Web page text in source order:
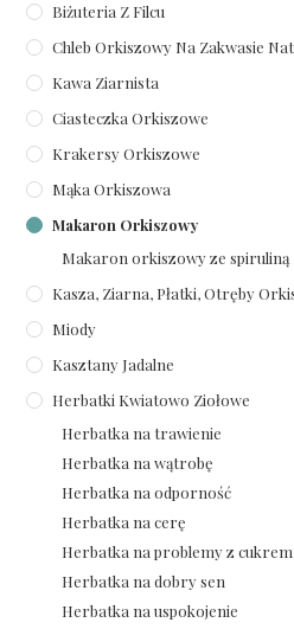
Biżuteria Z Filcu
Chleb Orkiszowy Na Zakwasie
Kawa Ziarnista
Ciasteczka Orkiszowe
Krakersy Orkiszowe
Mąka Orkiszowa
Makaron Orkiszowy
Makaron orkiszowy ze spiruliną
Kasza, Ziarna, Płatki, Otręby
Miody
Kasztany Jadalne
Herbatki Kwiatowo Ziołowe
Herbatka na trawienie
Herbatka na wątrobę
Herbatka na odporność
Herbatka na cerę
Herbatka na problemy z
Herbatka na dobry sen
Herbatka na uspokojenie